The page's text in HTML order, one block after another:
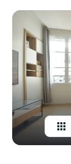
CONTACT
NOTRE
EQUIPE